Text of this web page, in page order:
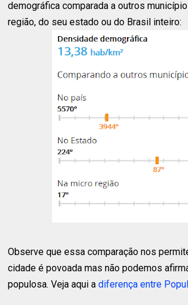
demográfica comparada a outros
região, do seu estado ou do Brasil inteiro:
Observe que essa comparação nos
cidade é povoada mas não podemos
populosa. Veja aqui adiferença entre